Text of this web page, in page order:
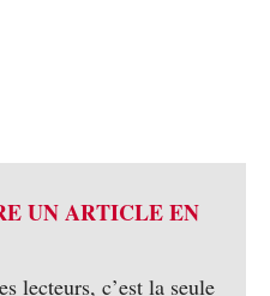
UN ARTICLE EN
lecteurs, c’est la seule